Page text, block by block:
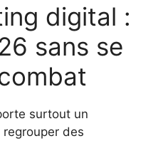
digital :
sans se
surtout un
des